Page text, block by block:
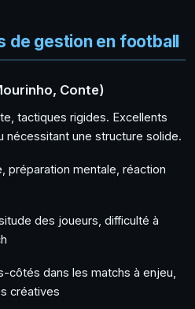
de gestion en football
Conte)
tactiques rigides. Excellents
nécessitant une structure solide.
préparation mentale, réaction
des joueurs, difficulté à
côtés dans les matchs à enjeu,
créatives